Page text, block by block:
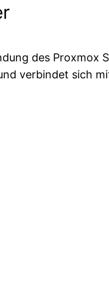
des Proxmox
verbindet sich